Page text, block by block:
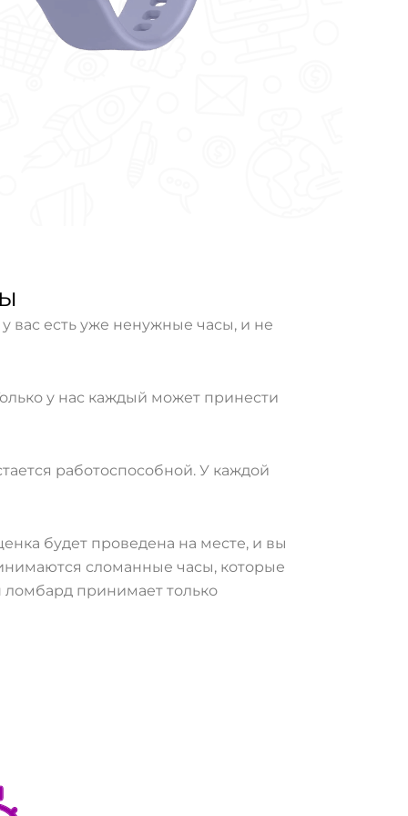
есть уже ненужные часы, и не
у нас каждый может принести
работоспособной. У каждой
будет проведена на месте, и вы
сломанные часы, которые
ломбард принимает только